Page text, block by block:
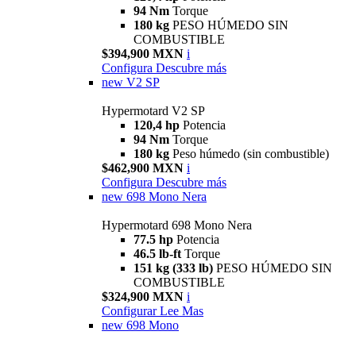
94 Nm Torque
180 kg PESO HÚMEDO SIN
COMBUSTIBLE
$394,900 MXN i
Configura Descubre más
new V2 SP
Hypermotard V2 SP
120,4 hp Potencia
94 Nm Torque
180 kg Peso húmedo (sin combustible)
$462,900 MXN i
Configura Descubre más
new 698 Mono Nera
Hypermotard 698 Mono Nera
77.5 hp Potencia
46.5 lb-ft Torque
151 kg (333 lb) PESO HÚMEDO SIN
COMBUSTIBLE
$324,900 MXN i
Configurar Lee Mas
new 698 Mono